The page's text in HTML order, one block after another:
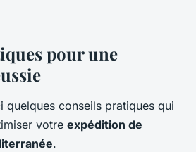
pour une
quelques conseils pratiques qui
votre expédition de
.